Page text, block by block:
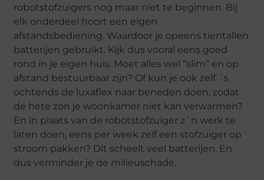
robotstofzuigers nog maar niet te beginnen. Bij
elk onderdeel hoort een eigen
afstandsbediening. Waardoor je opeens tientallen
batterijen gebruikt. Kijk dus vooral eens goed
rond in je eigen huis. Moet alles wel “slim” en op
afstand bestuurbaar zijn? Of kun je ook zelf ´s
ochtends de luxaflex naar beneden doen, zodat
de hete zon je woonkamer niet kan verwarmen?
En in plaats van de robotstofzuiger z´n werk te
laten doen, eens per week zelf een stofzuiger op
stroom pakken? Dit scheelt veel batterijen. En
dus verminder je de milieuschade.